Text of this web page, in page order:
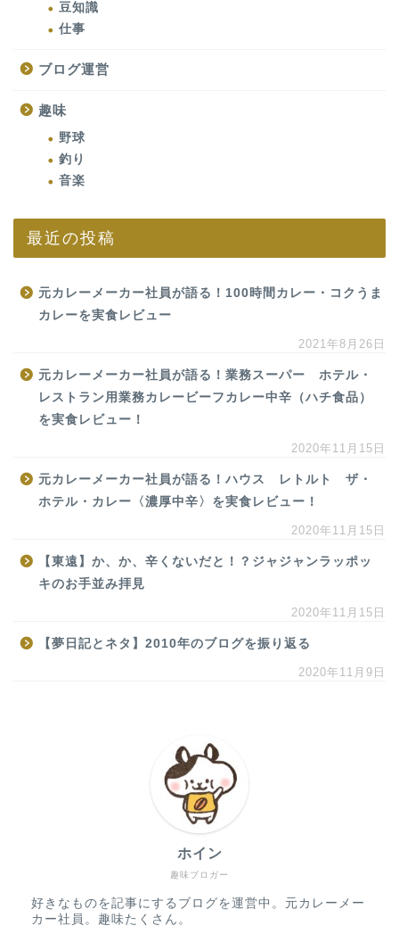
豆知識
仕事
ブログ運営
趣味
野球
釣り
音楽
最近の投稿
元カレーメーカー社員が語る！100時間カレー・コクうま
カレーを実食レビュー
2021年8月26日
元カレーメーカー社員が語る！業務スーパー ホテル・
レストラン用業務カレービーフカレー中辛（ハチ食品）
を実食レビュー！
2020年11月15日
元カレーメーカー社員が語る！ハウス レトルト ザ・
ホテル・カレー〈濃厚中辛〉を実食レビュー！
2020年11月15日
【東遠】か、か、辛くないだと！？ジャジャンラッポッ
キのお手並み拝見
2020年11月15日
【夢日記とネタ】2010年のブログを振り返る
2020年11月9日
趣味ブロガー
ホイン
好きなものを記事にするブログを運営中。元カレーメー
カー社員。趣味たくさん。